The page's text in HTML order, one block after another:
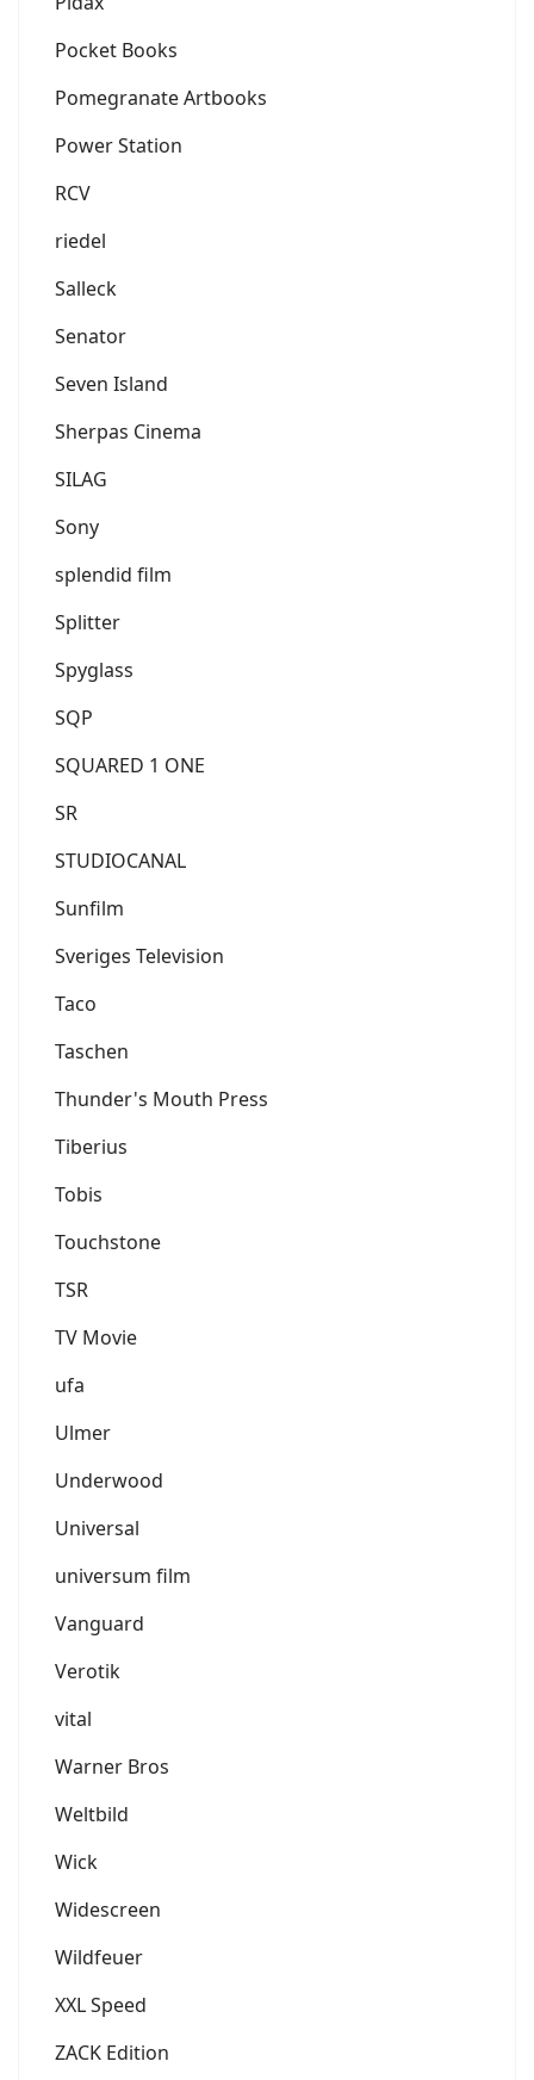
Pocket Books
Pomegranate Artbooks
Power Station
RCV
riedel
Salleck
Senator
Seven Island
Sherpas Cinema
SILAG
Sony
splendid film
Splitter
Spyglass
SQP
SQUARED 1 ONE
SR
STUDIOCANAL
Sunfilm
Sveriges Television
Taco
Taschen
Thunder's Mouth Press
Tiberius
Tobis
Touchstone
TSR
TV Movie
ufa
Ulmer
Underwood
Universal
universum film
Vanguard
Verotik
vital
Warner Bros
Weltbild
Wick
Widescreen
Wildfeuer
XXL Speed
ZACK Edition